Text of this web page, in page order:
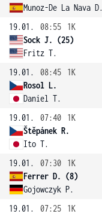
Munoz-De La Nava D.
19.01.
08:55
1K
Sock J. (25)
Fritz T.
19.01.
08:45
1K
Rosol L.
Daniel T.
19.01.
07:40
1K
Štěpánek R.
Ito T.
19.01.
07:30
1K
Ferrer D. (8)
Gojowczyk P.
19.01.
07:25
1K